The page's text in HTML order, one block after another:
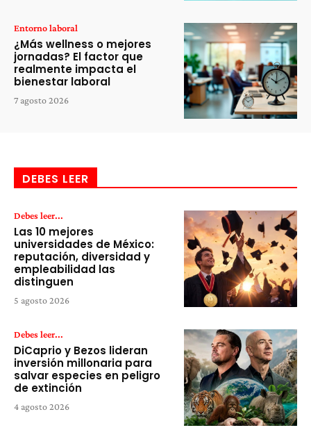
Entorno laboral
¿Más wellness o mejores
jornadas? El factor que
realmente impacta el
bienestar laboral
7 agosto 2026
DEBES LEER
Debes leer...
Las 10 mejores
universidades de México:
reputación, diversidad y
empleabilidad las
distinguen
5 agosto 2026
Debes leer...
DiCaprio y Bezos lideran
inversión millonaria para
salvar especies en peligro
de extinción
4 agosto 2026